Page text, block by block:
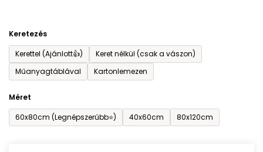
Keretezés
Kerettel (Ajánlott👍)
Keret nélkül (csak a vászon)
Műanyagtáblával
Kartonlemezen
Méret
60x80cm (Legnépszerűbb⭐)
40x60cm 80x120cm